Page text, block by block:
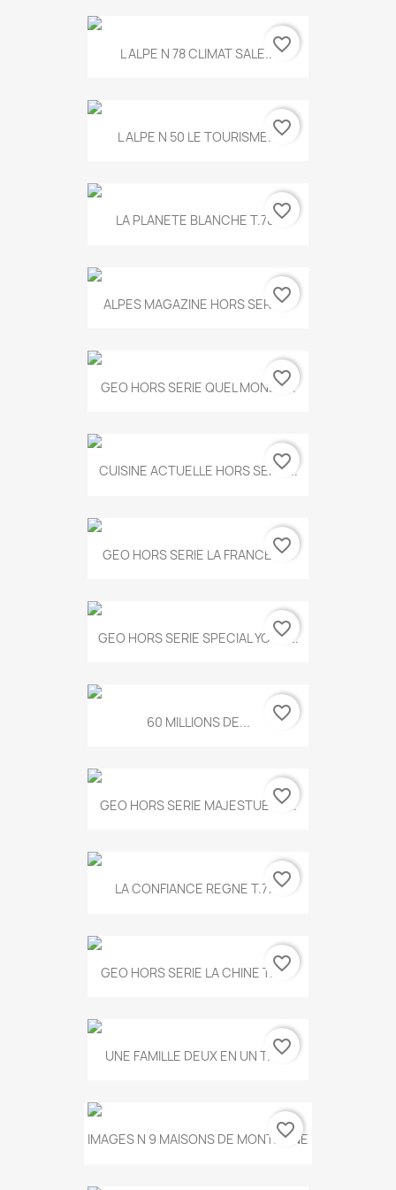
L ALPE N 78 CLIMAT SALE...favorite_border
L ALPE N 50 LE TOURISME...favorite_border
LA PLANETE BLANCHE T.785favorite_border
ALPES MAGAZINE HORS SERIE...
favorite_border
GEO HORS SERIE QUEL MONDE...
favorite_border
CUISINE ACTUELLE HORS SERIE...
favorite_border
GEO HORS SERIE LA FRANCE A...
favorite_border
GEO HORS SERIE SPECIAL YOGA...
favorite_border
60 MILLIONS DE... favorite_border
GEO HORS SERIE MAJESTUEUX...
favorite_border
LA CONFIANCE REGNE T.778favorite_border
GEO HORS SERIE LA CHINE T.497
favorite_border
UNE FAMILLE DEUX EN UN T.675
favorite_border
IMAGES N 9 MAISONS DE MONTAGNE
favorite_border